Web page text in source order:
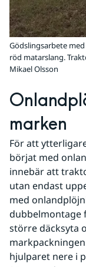
Gödslingsarbete
röd matarslang.
Mikael Olsson
marken
För att
börjat med
innebär att
utan endast
med
dubbelmontage
större däcksyta
hjulparet nere i